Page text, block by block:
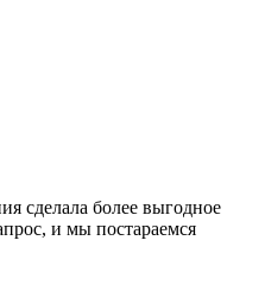
сделала более выгодное
и мы постараемся